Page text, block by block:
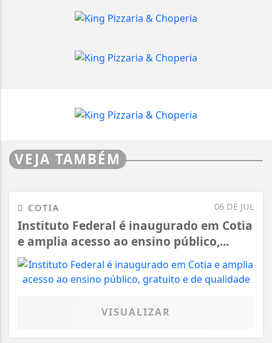
VEJA TAMBÉM
06 DE JUL
COTIA
Instituto Federal é inaugurado em Cotia
e amplia acesso ao ensino público,...
VISUALIZAR